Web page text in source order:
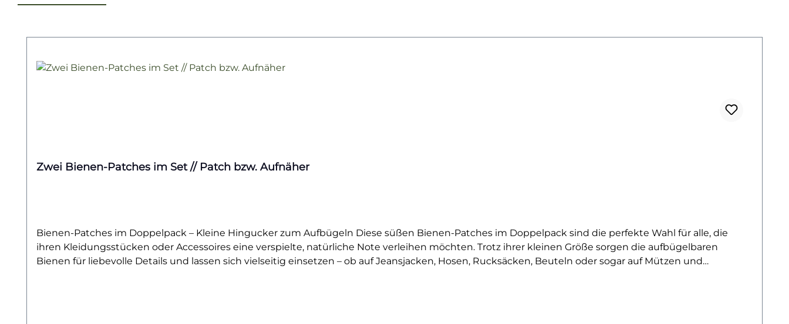
Zwei Bienen-Patches im Set // Patch bzw. Aufnäher
Bienen-Patches im Doppelpack – Kleine Hingucker zum Aufbügeln Diese süßen Bienen-Patches im Doppelpack sind die perfekte Wahl für alle, die
ihren Kleidungsstücken oder Accessoires eine verspielte, natürliche Note verleihen möchten. Trotz ihrer kleinen Größe sorgen die aufbügelbaren
Bienen für liebevolle Details und lassen sich vielseitig einsetzen – ob auf Jeansjacken, Hosen, Rucksäcken, Beuteln oder sogar auf Mützen und